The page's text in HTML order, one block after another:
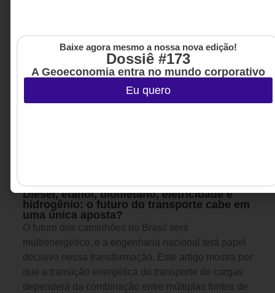
INOVAÇÃO & ESTRATÉGIA
Diesel, etanol, biometano, eletricidade e
hidrogênio: o futuro do transporte cabe em
uma única aposta?
O futuro dos caminhões no Brasil será
multienergético, e a engenharia nacional terá papel
decisivo nessa transformação. Este artigo mostra por
que a transição energética do transporte de cargas
dependerá da combinação entre múltiplas fontes de
Baixe agora mesmo a nossa nova edição!
Dossiê #173
A Geoeconomia entra no mundo corporativo
Eu quero